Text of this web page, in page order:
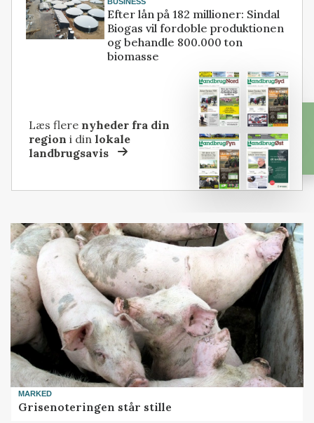
Efter lån på 182 millioner: Sindal
Biogas vil fordoble produktionen
og behandle 800.000 ton
biomasse
Læs flere nyheder fra din
region i dinlokale
landbrugsavis
MARKED
Grisenoteringen står stille